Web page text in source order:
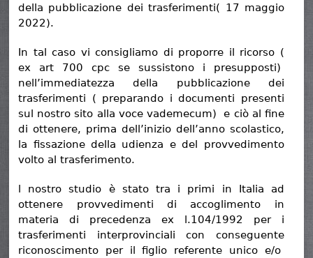
della pubblicazione dei trasferimenti( 17 maggio
2022).
In tal caso vi consigliamo di proporre il ricorso (
ex art 700 cpc se sussistono i presupposti)
nell’immediatezza della pubblicazione dei
trasferimenti ( preparando i documenti presenti
sul nostro sito alla voce vademecum) e ciò al fine
di ottenere, prima dell’inizio dell’anno scolastico,
la fissazione della udienza e del provvedimento
volto al trasferimento.
l nostro studio è stato tra i primi in Italia ad
ottenere provvedimenti di accoglimento in
materia di precedenza ex l.104/1992 per i
trasferimenti interprovinciali con conseguente
riconoscimento per il figlio referente unico e/o